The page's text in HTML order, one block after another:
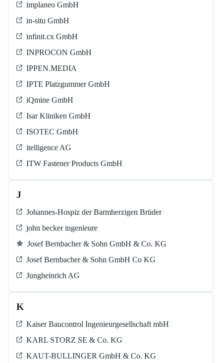
implaneo GmbH
in-situ GmbH
infinit.cx GmbH
INPROCON GmbH
IPPEN.MEDIA
IPTE Platzgummer GmbH
iQmine GmbH
Isar Kliniken GmbH
ISOTEC GmbH
itelligence AG
ITW Fastener Products GmbH
J
Johannes-Hospiz der Barmherzigen Brüder
john becker ingenieure
Josef Bernbacher & Sohn GmbH & Co. KG
Josef Bernbacher & Sohn GmbH Co KG
Jungheinrich AG
K
Kaiser Baucontrol Ingenieurgesellschaft mbH
KARL STORZ SE & Co. KG
KAUT-BULLINGER GmbH & Co. KG